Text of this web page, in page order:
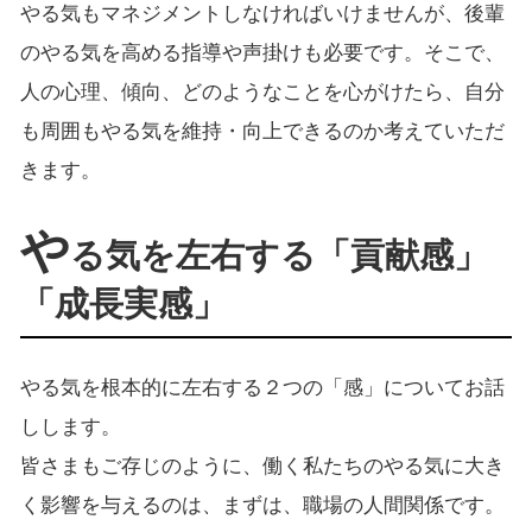
やる気もマネジメントしなければいけませんが、後輩
のやる気を高める指導や声掛けも必要です。そこで、
人の心理、傾向、どのようなことを心がけたら、自分
も周囲もやる気を維持・向上できるのか考えていただ
きます。
やる気を左右する「貢献感」
「成長実感」
やる気を根本的に左右する２つの「感」についてお話
しします。
皆さまもご存じのように、働く私たちのやる気に大き
く影響を与えるのは、まずは、職場の人間関係です。